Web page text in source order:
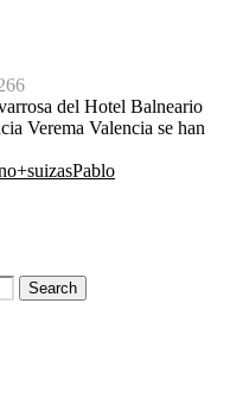
del Hotel Balneario
Verema Valencia se han
Pablo
Search